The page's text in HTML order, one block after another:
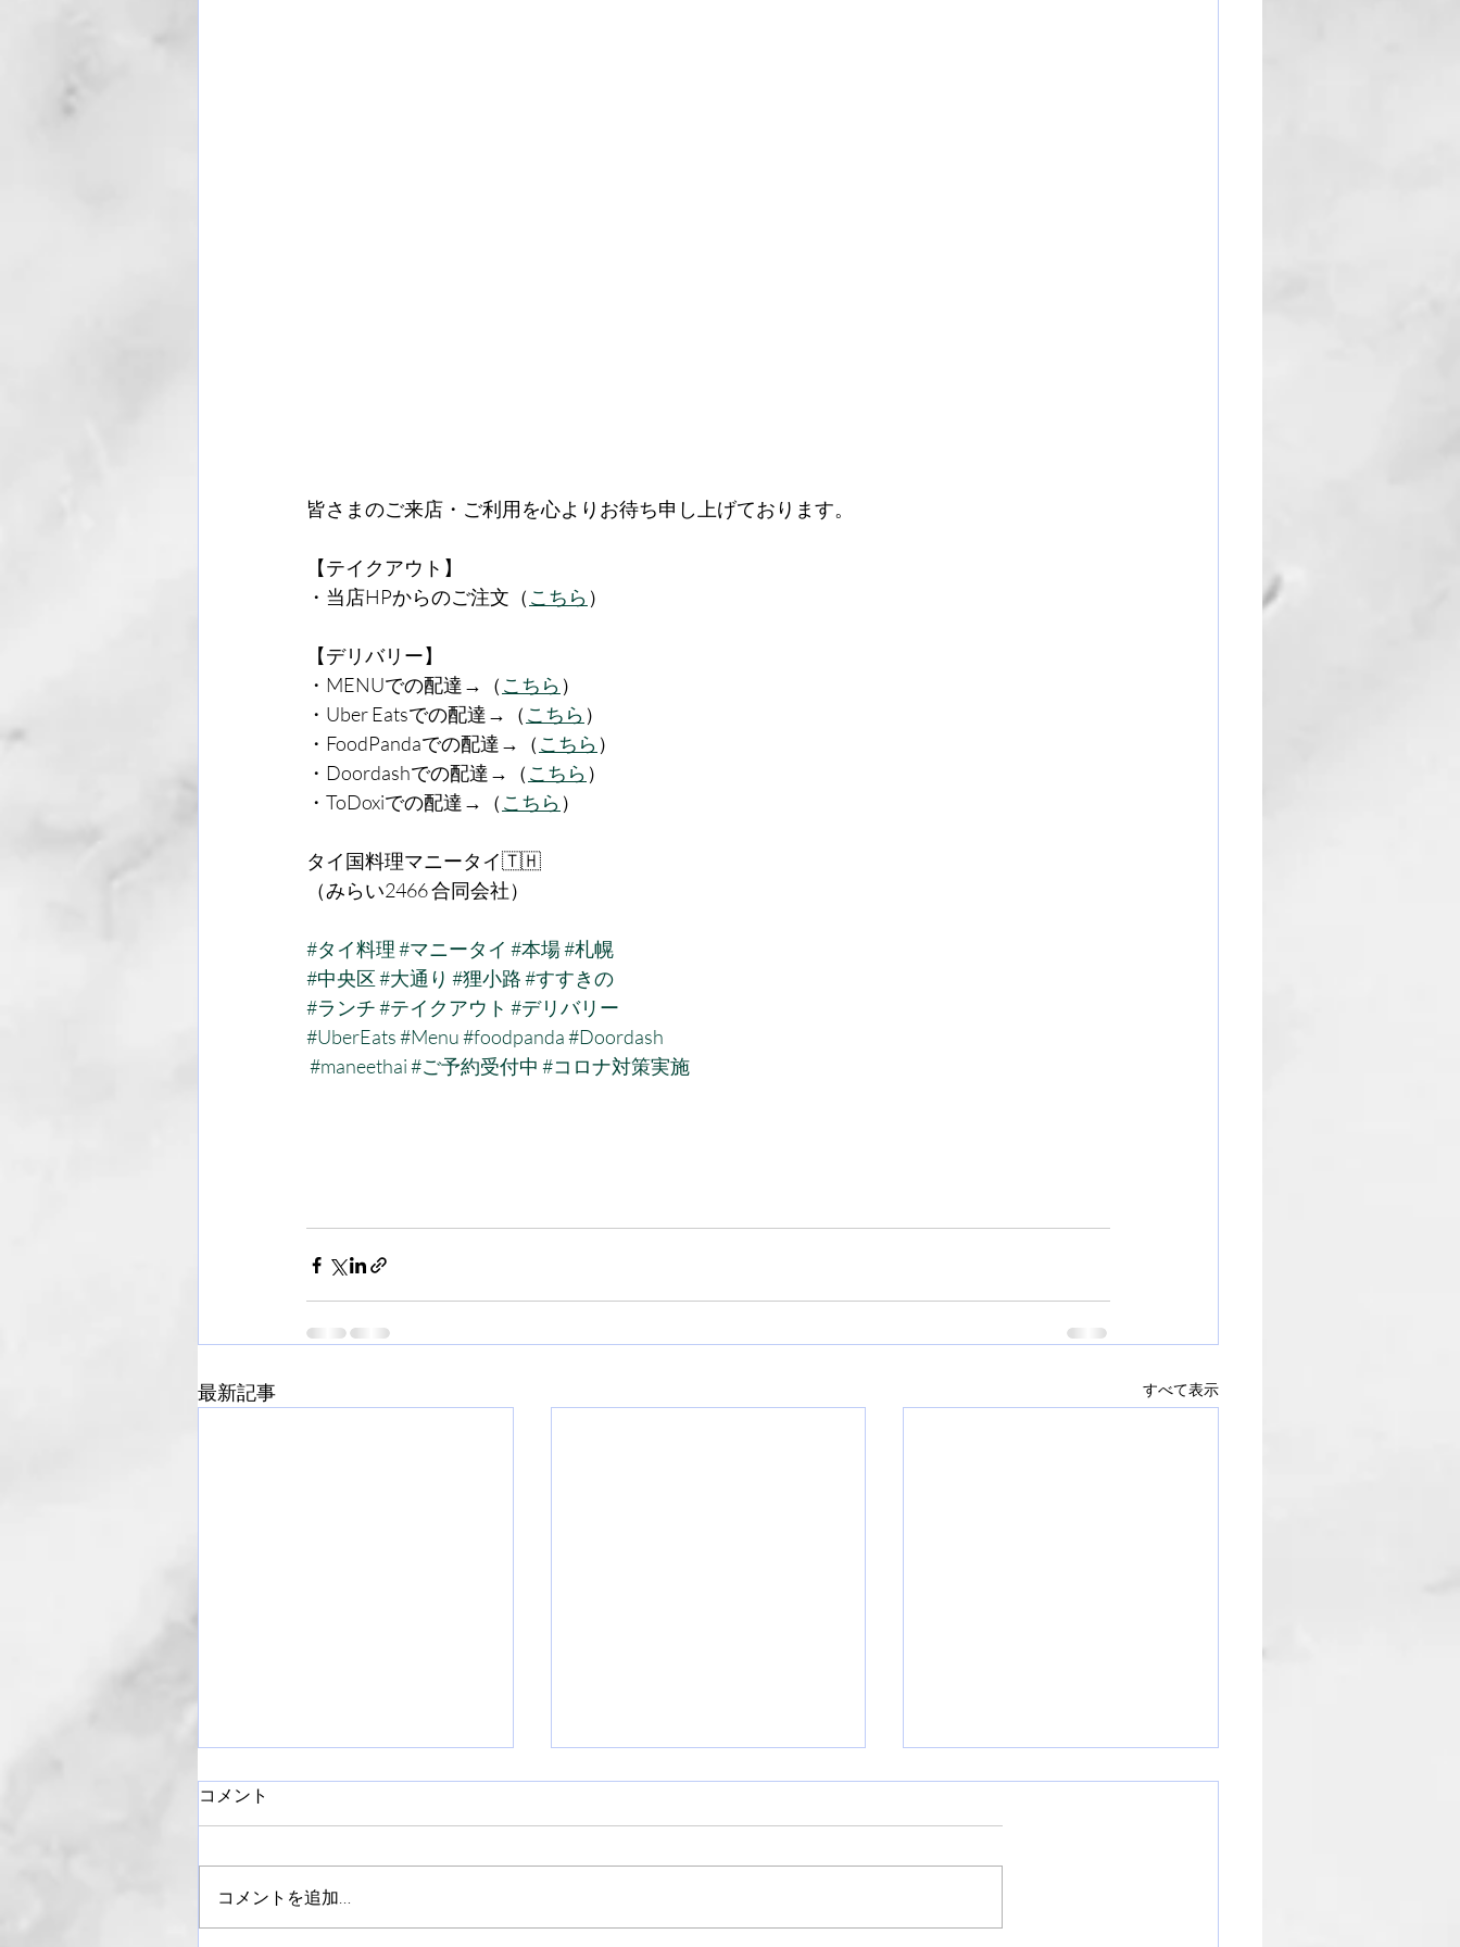
皆さまのご来店・ご利用を心よりお待ち申し上げております。
【テイクアウト】
・当店HPからのご注文（ こちら ）
【デリバリー】
・MENUでの配達→（ こちら ）
・Uber Eatsでの配達→（ こちら ）
・FoodPandaでの配達→（ こちら ）
・Doordashでの配達→（ こちら ）
・ToDoxiでの配達→（ こちら ）
タイ国料理マニータイ🇹🇭
（みらい2466 合同会社）
#タイ料理#マニータイ #本場#札幌
#中央区#大通り #狸小路#すすきの
#ランチ#テイクアウト #デリバリー
#UberEats#Menu#foodpanda#Doordash
#maneethai#ご予約受付中 #コロナ対策実施
最新記事 すべて表示
コメント
コメントを追加…